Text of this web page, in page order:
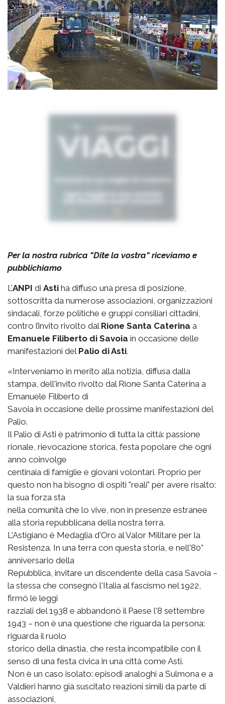
Per la nostra rubrica "Dite la vostra" riceviamo e
pubblichiamo
L’ANPI di Asti ha diffuso una presa di posizione,
sottoscritta da numerose associazioni, organizzazioni
sindacali, forze politiche e gruppi consiliari cittadini,
contro l’invito rivolto dal Rione Santa Caterina a
Emanuele Filiberto di Savoia in occasione delle
manifestazioni del Palio di Asti.
«Interveniamo in merito alla notizia, diffusa dalla
stampa, dell'invito rivolto dal Rione Santa Caterina a
Emanuele Filiberto di
Savoia in occasione delle prossime manifestazioni del
Palio.
Il Palio di Asti è patrimonio di tutta la città: passione
rionale, rievocazione storica, festa popolare che ogni
anno coinvolge
centinaia di famiglie e giovani volontari. Proprio per
questo non ha bisogno di ospiti "reali" per avere risalto:
la sua forza sta
nella comunità che lo vive, non in presenze estranee
alla storia repubblicana della nostra terra.
L'Astigiano è Medaglia d'Oro al Valor Militare per la
Resistenza. In una terra con questa storia, e nell'80°
anniversario della
Repubblica, invitare un discendente della casa Savoia –
la stessa che consegnò l'Italia al fascismo nel 1922,
firmò le leggi
razziali del 1938 e abbandonò il Paese l'8 settembre
1943 – non è una questione che riguarda la persona:
riguarda il ruolo
storico della dinastia, che resta incompatibile con il
senso di una festa civica in una città come Asti.
Non è un caso isolato: episodi analoghi a Sulmona e a
Valdieri hanno già suscitato reazioni simili da parte di
associazioni,